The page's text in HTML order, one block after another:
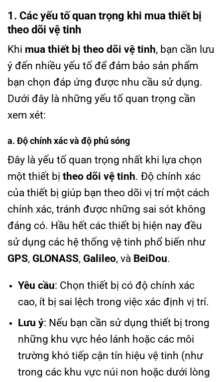
1. Các yếu tố quan trọng khi mua thiết bị
theo dõi vệ tinh
Khi mua thiết bị theo dõi vệ tinh, bạn cần lưu
ý đến nhiều yếu tố để đảm bảo sản phẩm
bạn chọn đáp ứng được nhu cầu sử dụng.
Dưới đây là những yếu tố quan trọng cần
xem xét:
a. Độ chính xác và độ phủ sóng
Đây là yếu tố quan trọng nhất khi lựa chọn
một thiết bị theo dõi vệ tinh. Độ chính xác
của thiết bị giúp bạn theo dõi vị trí một cách
chính xác, tránh được những sai sót không
đáng có. Hầu hết các thiết bị hiện nay đều
sử dụng các hệ thống vệ tinh phổ biến như
GPS, GLONASS, Galileo, và BeiDou.
Yêu cầu: Chọn thiết bị có độ chính xác
cao, ít bị sai lệch trong việc xác định vị trí.
Lưu ý: Nếu bạn cần sử dụng thiết bị trong
những khu vực hẻo lánh hoặc các môi
trường khó tiếp cận tín hiệu vệ tinh (như
trong các khu vực núi non hoặc dưới lòng